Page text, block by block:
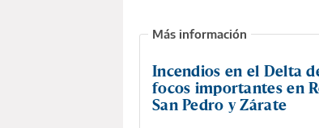
Incendios en el Delta
focos importantes en
San Pedro y Zárate